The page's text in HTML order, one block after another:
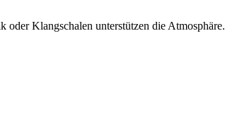
Klangschalen unterstützen die Atmosphäre.